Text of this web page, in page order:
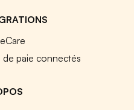
de paie connectés